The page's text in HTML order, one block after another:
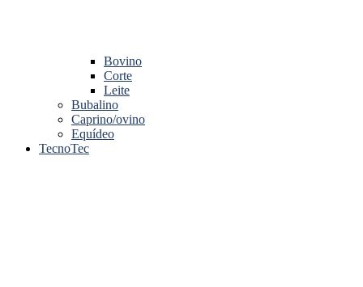
Bovino
Corte
Leite
Bubalino
Caprino/ovino
Equídeo
TecnoTec